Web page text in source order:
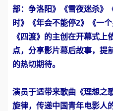
部：争洛阳》《雪夜迷杀》
时》《年会不能停2》《一
《四渡》的主创在开幕式
点，分享影片幕后故事，提
的热切期待。
演员于适带来歌曲《理想之
旋律，传递中国青年电影人